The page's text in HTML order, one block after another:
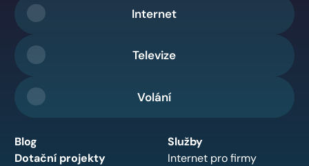
Internet
Televize
Volání
Blog
Dotační projekty
Služby
Internet pro firmy